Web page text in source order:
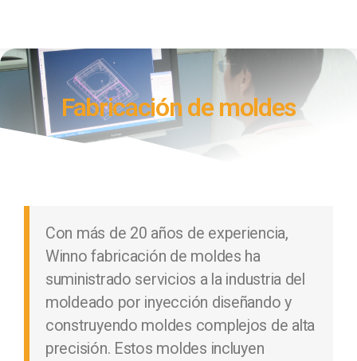
Fabricación de moldes
Con más de 20 años de experiencia,
Winno fabricación de moldes ha
suministrado servicios a la industria del
moldeado por inyección diseñando y
construyendo moldes complejos de alta
precisión. Estos moldes incluyen